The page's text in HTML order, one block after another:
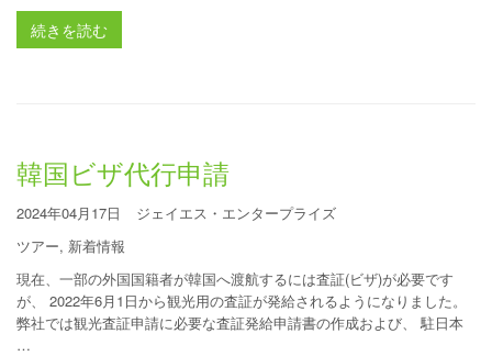
続きを読む
韓国ビザ代行申請
2024年04月17日
ジェイエス・エンタープライズ
ツアー, 新着情報
現在、一部の外国国籍者が韓国へ渡航するには査証(ビザ)が必要です
が、 2022年6月1日から観光用の査証が発給されるようになりました。
弊社では観光査証申請に必要な査証発給申請書の作成および、 駐日本
…